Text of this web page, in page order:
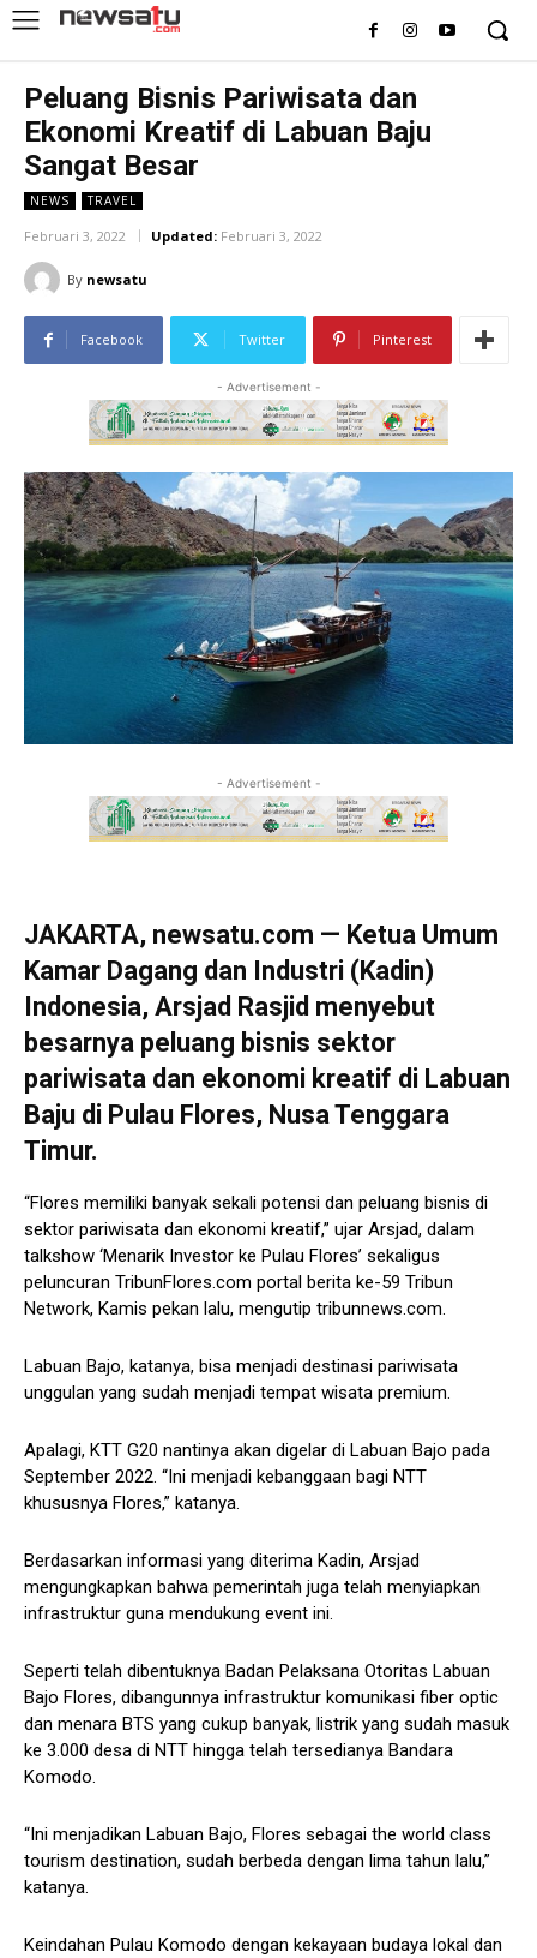
Peluang Bisnis Pariwisata dan
Ekonomi Kreatif di Labuan Baju
Sangat Besar
NEWS TRAVEL
Februari 3, 2022 Updated: Februari 3, 2022
By newsatu
Facebook Twitter Pinterest
- Advertisement -
- Advertisement -
JAKARTA, newsatu.com — Ketua Umum
Kamar Dagang dan Industri (Kadin)
Indonesia, Arsjad Rasjid menyebut
besarnya peluang bisnis sektor
pariwisata dan ekonomi kreatif di Labuan
Baju di Pulau Flores, Nusa Tenggara
Timur.
“Flores memiliki banyak sekali potensi dan peluang bisnis di
sektor pariwisata dan ekonomi kreatif,” ujar Arsjad, dalam
talkshow ‘Menarik Investor ke Pulau Flores’ sekaligus
peluncuran TribunFlores.com portal berita ke-59 Tribun
Network, Kamis pekan lalu, mengutip tribunnews.com.
Labuan Bajo, katanya, bisa menjadi destinasi pariwisata
unggulan yang sudah menjadi tempat wisata premium.
Apalagi, KTT G20 nantinya akan digelar di Labuan Bajo pada
September 2022. “Ini menjadi kebanggaan bagi NTT
khususnya Flores,” katanya.
Berdasarkan informasi yang diterima Kadin, Arsjad
mengungkapkan bahwa pemerintah juga telah menyiapkan
infrastruktur guna mendukung event ini.
Seperti telah dibentuknya Badan Pelaksana Otoritas Labuan
Bajo Flores, dibangunnya infrastruktur komunikasi fiber optic
dan menara BTS yang cukup banyak, listrik yang sudah masuk
ke 3.000 desa di NTT hingga telah tersedianya Bandara
Komodo.
“Ini menjadikan Labuan Bajo, Flores sebagai the world class
tourism destination, sudah berbeda dengan lima tahun lalu,”
katanya.
Keindahan Pulau Komodo dengan kekayaan budaya lokal dan